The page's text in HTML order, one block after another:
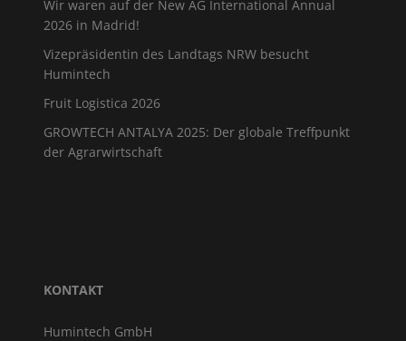
Wir waren auf der New AG International Annual
2026 in Madrid!
Vizepräsidentin des Landtags NRW besucht
Humintech
Fruit Logistica 2026
GROWTECH ANTALYA 2025: Der globale Treffpunkt
der Agrarwirtschaft
KONTAKT
Humintech GmbH